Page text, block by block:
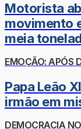
Motorista
movimento
meia
EMOÇÃO: APÓS
Papa Leão
irmão em
DEMOCRACIA